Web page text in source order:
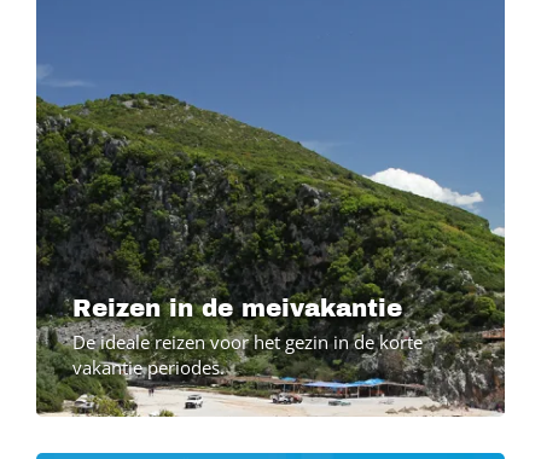
Reizen in de meivakantie
De ideale reizen voor het gezin in de korte
vakantie periodes.